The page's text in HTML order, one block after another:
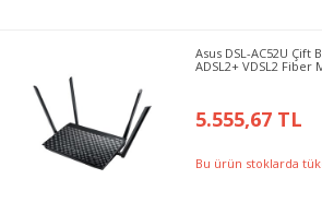
Asus DSL-AC52U Çift
ADSL2+ VDSL2
5.555,67 TL
Bu ürün stoklarda